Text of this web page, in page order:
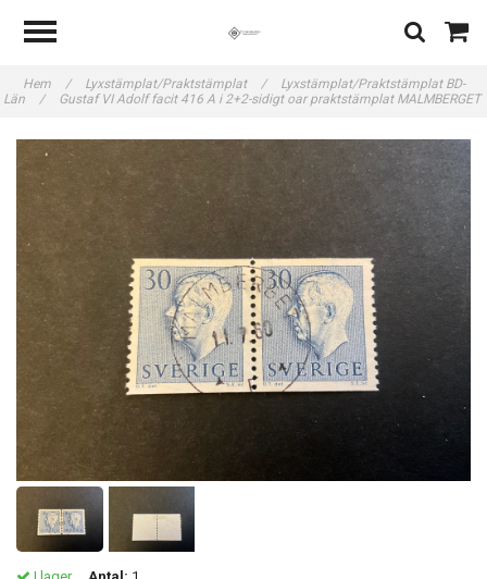
Hem / Lyxstämplat/Praktstämplat /
Lyxstämplat/Praktstämplat BD-
Län
/ Gustaf VI Adolf facit 416 A i 2+2-sidigt oar praktstämplat MALMBERGET